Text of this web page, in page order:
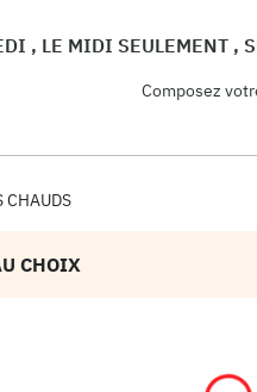
, LE MIDI SEULEMENT ,
Composez
CHAUDS
CHOIX